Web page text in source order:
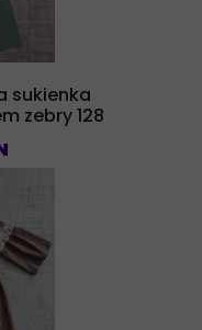
sukienka
zebry 128